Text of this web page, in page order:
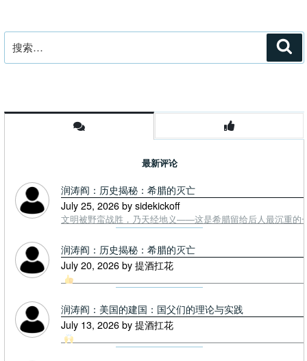
索：
最新评论
润涛阎：历史揭秘：希腊的灭亡
July 25, 2026 by sidekickoff
文明被野蛮战胜，乃天经地义——这是希腊留给后人最沉重的
润涛阎：历史揭秘：希腊的灭亡
July 20, 2026 by 提酒扛花
润涛阎：美国的建国：国父们的理论与实践
July 13, 2026 by 提酒扛花